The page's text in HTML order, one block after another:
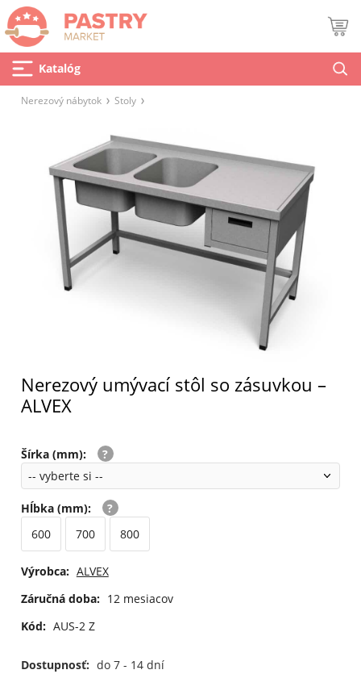
Katalóg
Nerezový nábytok Stoly
Nerezový umývací stôl so zásuvkou –
ALVEX
Šírka (mm):
Hĺbka (mm):
600
700 800
Výrobca: ALVEX
Záručná doba: 12 mesiacov
Kód: AUS-2 Z
Dostupnosť: do 7 - 14 dní